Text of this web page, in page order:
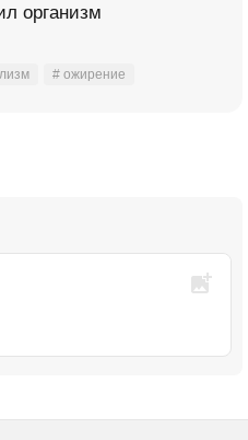
организм
# ожирение